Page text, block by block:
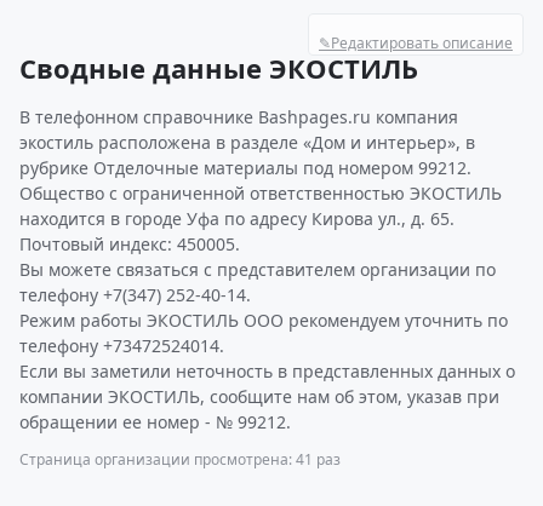
✎Редактировать описание
Сводные данные ЭКОСТИЛЬ
В телефонном справочнике Bashpages.ru компания
экостиль расположена в разделе «Дом и интерьер», в
рубрике Отделочные материалы под номером 99212.
Общество с ограниченной ответственностью ЭКОСТИЛЬ
находится в городе Уфа по адресу Кирова ул., д. 65.
Почтовый индекс: 450005.
Вы можете связаться с представителем организации по
телефону +7(347) 252-40-14.
Режим работы ЭКОСТИЛЬ ООО рекомендуем уточнить по
телефону +73472524014.
Если вы заметили неточность в представленных данных о
компании ЭКОСТИЛЬ, сообщите нам об этом, указав при
обращении ее номер - № 99212.
Страница организации просмотрена: 41 раз